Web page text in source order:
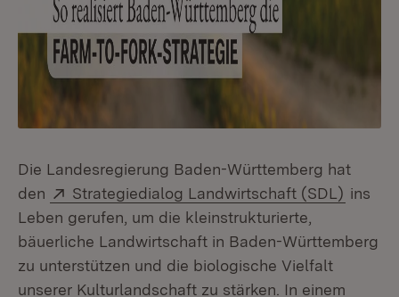
Die Landesregierung Baden-Württemberg hat
den
Extern:
Strategiedialog Landwirtschaft (SDL) ins
Leben gerufen, um die kleinstrukturierte,
bäuerliche Landwirtschaft in Baden-Württemberg
zu unterstützen und die biologische Vielfalt
unserer Kulturlandschaft zu stärken. In einem